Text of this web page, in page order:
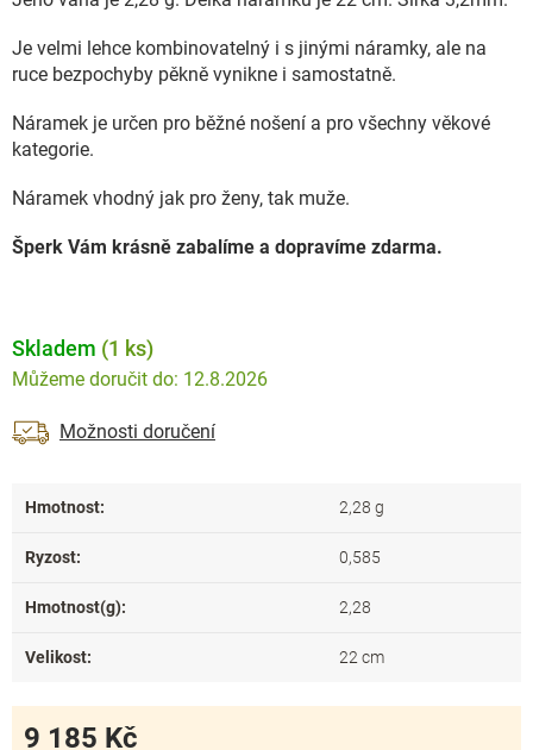
Je velmi lehce kombinovatelný i s jinými náramky, ale na
ruce bezpochyby pěkně vynikne i samostatně.
Náramek je určen pro běžné nošení a pro všechny věkové
kategorie.
Náramek vhodný jak pro ženy, tak muže.
Šperk Vám krásně zabalíme a dopravíme zdarma.
Skladem (1 ks)
12.8.2026
Možnosti doručení
9 185 Kč
Hmotnost: 2,28 g
Ryzost: 0,585
Hmotnost(g): 2,28
Velikost: 22 cm